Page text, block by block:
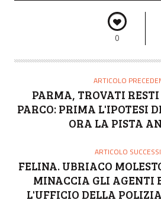
0
ARTICOLO
PARMA, TROVATI
PARCO: PRIMA L'IPOTESI
ORA LA PISTA
ARTICOLO
FELINA. UBRIACO
MINACCIA GLI AGENTI
L'UFFICIO DELLA